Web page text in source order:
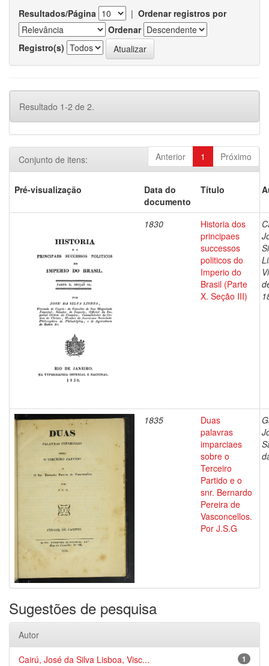
Resultados/Página | Ordenar registros por
Ordenar
Registro(s)
Resultado 1-2 de 2.
Anterior 1 Próximo
Conjunto de itens:
Pré-visualização
Data do
documento
Título
1830
Historia dos
principaes
successos
politicos do
Imperio do
Brasil (Parte
X. Seção III)
1835
Duas
palavras
imparciaes
sobre o
Terceiro
Partido e o
snr. Bernardo
Pereira de
Vasconcellos.
Por J.S.G
Sugestões de pesquisa
Autor
1
Cairú, José da Silva Lisboa, Visc...